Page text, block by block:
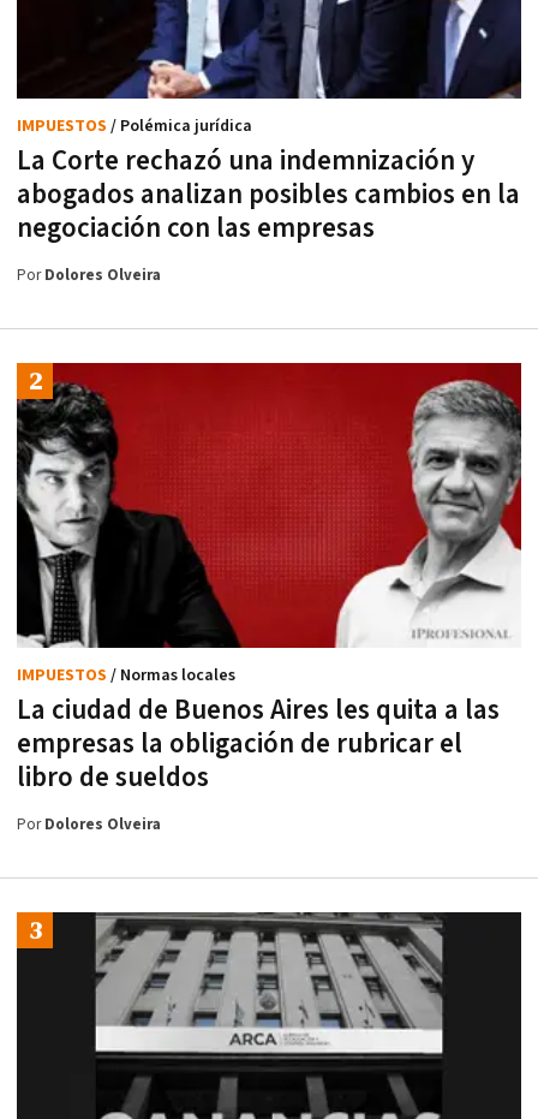
La Corte rechazó una indemnización y
abogados analizan posibles cambios en la
negociación con las empresas
IMPUESTOS / Polémica jurídica
PorDolores Olveira
La ciudad de Buenos Aires les quita a las
empresas la obligación de rubricar el
libro de sueldos
IMPUESTOS / Normas locales
PorDolores Olveira